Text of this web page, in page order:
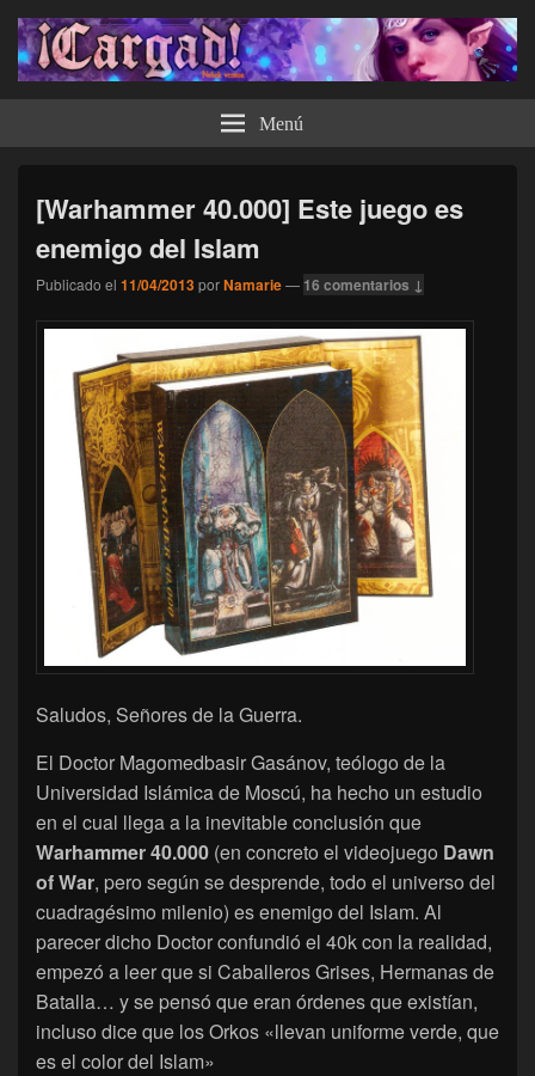
¡Cargad! Menú
[Warhammer 40.000] Este juego es
enemigo del Islam
Publicado el 11/04/2013porNamarie— 16 comentarios ↓
Saludos, Señores de la Guerra.
El Doctor Magomedbasir Gasánov, teólogo de la
Universidad Islámica de Moscú, ha hecho un estudio
en el cual llega a la inevitable conclusión que
Warhammer 40.000 (en concreto el videojuego Dawn
of War, pero según se desprende, todo el universo del
cuadragésimo milenio) es enemigo del Islam. Al
parecer dicho Doctor confundió el 40k con la realidad,
empezó a leer que si Caballeros Grises, Hermanas de
Batalla… y se pensó que eran órdenes que existían,
incluso dice que los Orkos «llevan uniforme verde, que
es el color del Islam»